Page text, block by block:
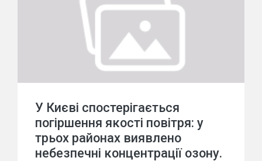
У Києві спостерігається
погіршення якості повітря: у
трьох районах виявлено
небезпечні концентрації озону.